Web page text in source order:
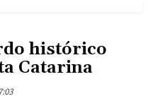
histórico
Catarina